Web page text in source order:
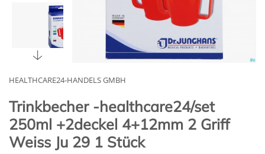
HEALTHCARE24-HANDELS GMBH
Trinkbecher -healthcare24/set
250ml +2deckel 4+12mm 2 Griff
Weiss Ju 29 1 Stück